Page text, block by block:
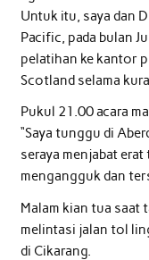
Untuk itu, saya dan
Pacific, pada bulan
pelatihan ke kantor
Scotland selama
Pukul 21.00 acara
“Saya tunggu di
seraya menjabat
mengangguk dan
Malam kian tua saat
melintasi jalan tol
di Cikarang.